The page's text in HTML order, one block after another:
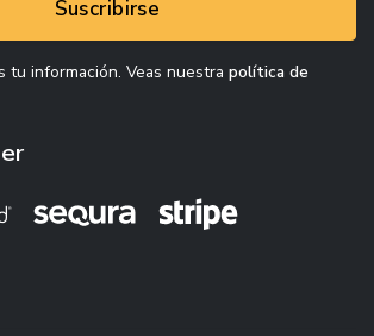
Suscribirse
tu información. Veas nuestra política de